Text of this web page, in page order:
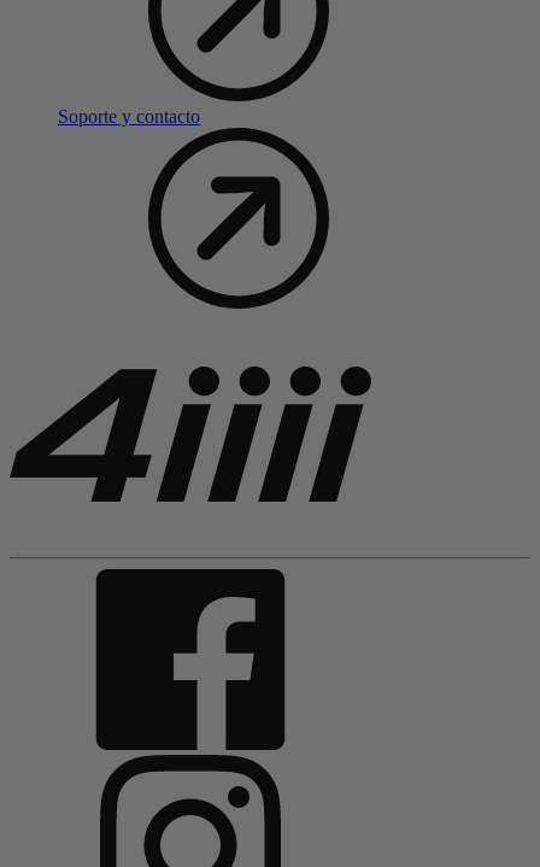
Soporte y contacto